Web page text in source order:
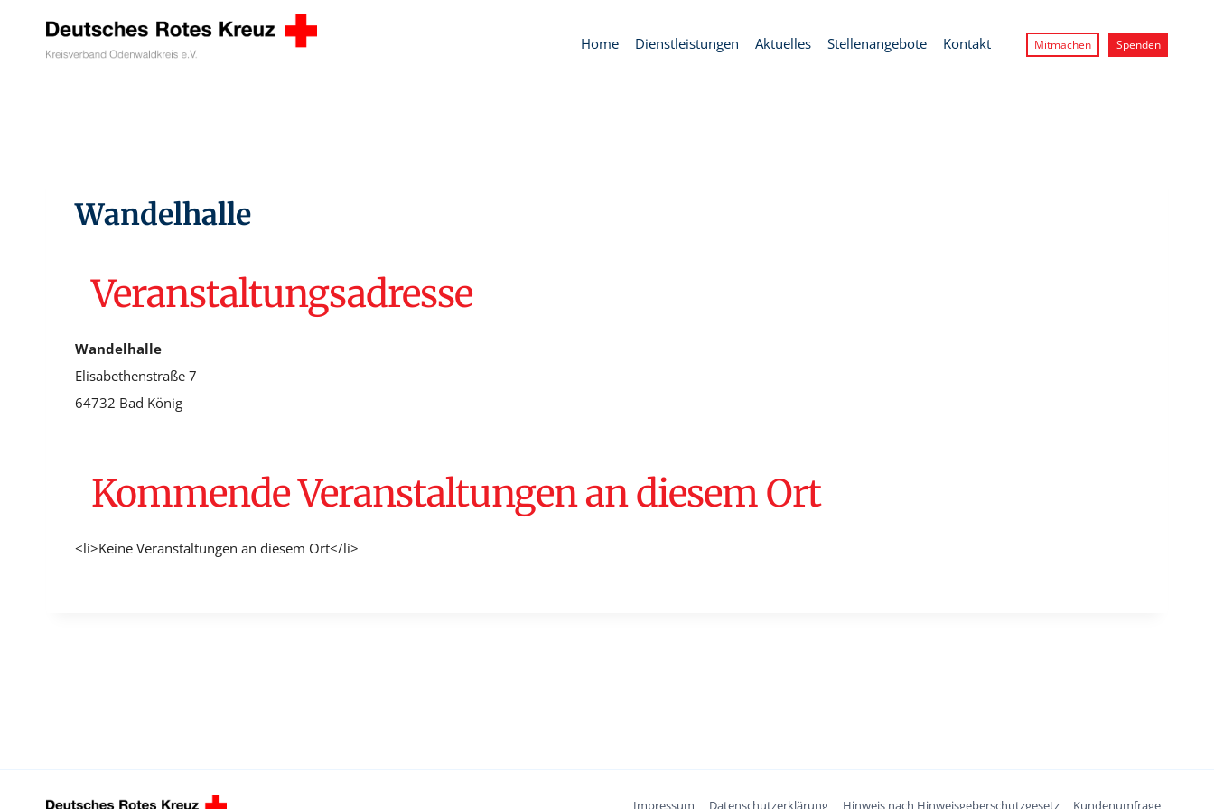
Home Dienstleistungen Aktuelles Stellenangebote Kontakt Mitmachen Spenden
Wandelhalle
Veranstaltungsadresse
Wandelhalle
Elisabethenstraße 7
64732 Bad König
Kommende Veranstaltungen an diesem Ort
<li>Keine Veranstaltungen an diesem Ort</li>
Impressum Datenschutzerklärung Hinweis nach Hinweisgeberschutzgesetz Kundenumfrage